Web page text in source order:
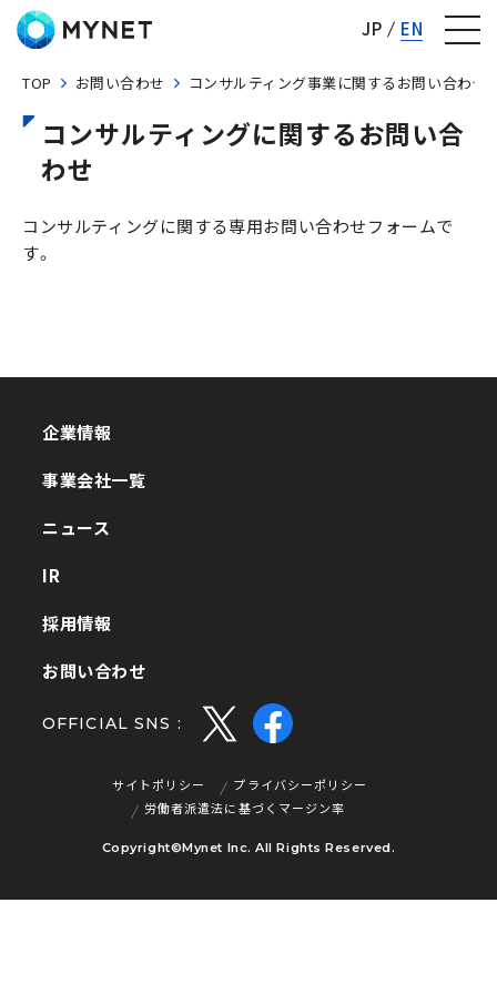
JP EN
TOP お問い合わせ コンサルティング事業に関するお問い合わせ
コンサルティングに関するお問い合
わせ
コンサルティングに関する専用お問い合わせフォームで
す。
企業情報
事業会社一覧
ニュース
IR
採用情報
お問い合わせ
OFFICIAL SNS :
サイトポリシー
サイトポリシー
プライバシーポリシー
プライバシーポリシー
労働者派遣法に基づくマージン率
Copyright©Mynet Inc. All Rights Reserved.